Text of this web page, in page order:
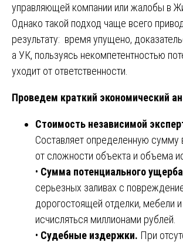
управляющей компании или жалобы в
Однако такой подход чаще всего
результату: время упущено,
а УК, пользуясь некомпетентностью
уходит от ответственности.
Проведем краткий экономический
Стоимость независимой
Составляет определенную сумму
от сложности объекта и объема
• Сумма потенциального
серьезных заливах с
дорогостоящей отделки, мебели
исчисляться миллионами рублей.
• Судебные издержки. При